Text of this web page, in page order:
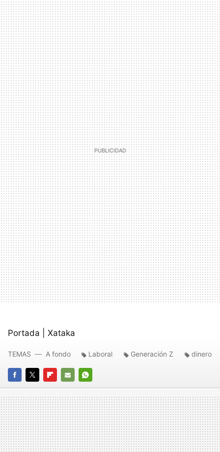
Portada | Xataka
FACEBOOK
TWITTERFLIPBOARD
E-
MAIL
WHATSAPP
TEMAS A fondo Laboral Generación Z dinero